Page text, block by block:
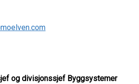
og divisjonssjef Byggsystemer